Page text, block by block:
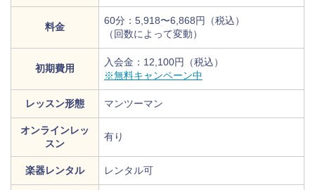
料金
60分：5,918〜6,868円（税込）
（回数によって変動）
初期費用
入会金：12,100円（税込）
※無料キャンペーン中
レッスン形態 マンツーマン
オンラインレッ
スン
有り
楽器レンタル レンタル可